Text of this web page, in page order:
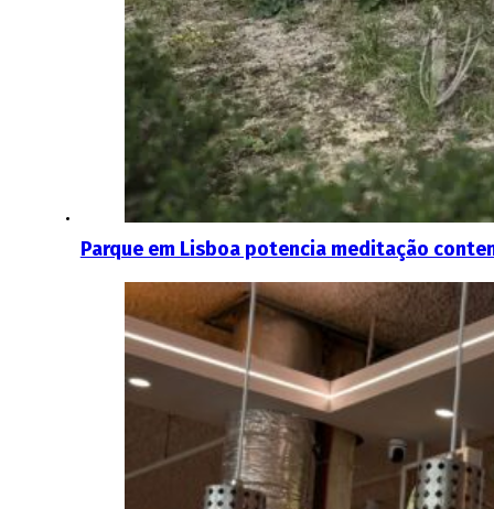
Parque em Lisboa potencia meditação